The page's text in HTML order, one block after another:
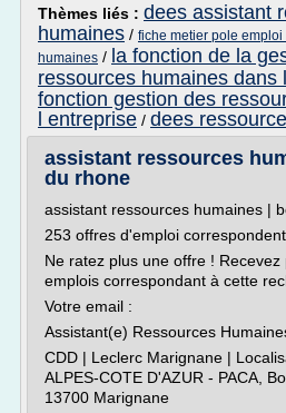
Thèmes liés : dees assistant
humaines / fiche metier pole
humaines / la fonction de la
ressources humaines dans
fonction gestion des
l entreprise / dees
assistant ressources
du rhone
assistant ressources humaines |
253 offres d'emploi
Ne ratez plus une offre !
emplois correspondant à cette
Votre email :
Assistant(e) Ressources
CDD | Leclerc Marignane |
ALPES-COTE D'AZUR - PACA,
13700 Marignane